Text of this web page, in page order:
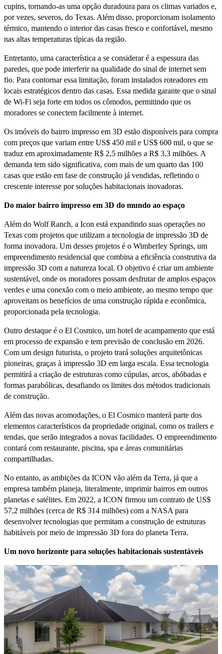
cupins, tornando-as uma opção duradoura para os climas variados e,
por vezes, severos, do Texas. Além disso, proporcionam isolamento
térmico, mantendo o interior das casas fresco e confortável, mesmo
nas altas temperaturas típicas da região.
Entretanto, uma característica a se considerar é a espessura das
paredes, que pode interferir na qualidade do sinal de internet sem
fio. Para contornar essa limitação, foram instalados roteadores em
locais estratégicos dentro das casas. Essa medida garante que o sinal
de Wi-Fi seja forte em todos os cômodos, permitindo que os
moradores se conectem facilmente à internet.
Os imóveis do bairro impresso em 3D estão disponíveis para compra
com preços que variam entre US$ 450 mil e US$ 600 mil, o que se
traduz em aproximadamente R$ 2,5 milhões a R$ 3,3 milhões. A
demanda tem sido significativa, com mais de um quarto das 100
casas que estão em fase de construção já vendidas, refletindo o
crescente interesse por soluções habitacionais inovadoras.
Do maior bairro impresso em 3D do mundo ao espaço
Além do Wolf Ranch, a Icon está expandindo suas operações no
Texas com projetos que utilizam a tecnologia de impressão 3D de
forma inovadora. Um desses projetos é o Wimberley Springs, um
empreendimento residencial que combina a eficiência construtiva da
impressão 3D com a natureza local. O objetivo é criar um ambiente
sustentável, onde os moradores possam desfrutar de amplos espaços
verdes e uma conexão com o meio ambiente, ao mesmo tempo que
aproveitam os benefícios de uma construção rápida e econômica,
proporcionada pela tecnologia.
Outro destaque é o El Cosmico, um hotel de acampamento que está
em processo de expansão e tem previsão de conclusão em 2026.
Com um design futurista, o projeto trará soluções arquitetônicas
pioneiras, graças à impressão 3D em larga escala. Essa tecnologia
permitirá a criação de estruturas como cúpulas, arcos, abóbadas e
formas parabólicas, desafiando os limites dos métodos tradicionais
de construção.
Além das novas acomodações, o El Cosmico manterá parte dos
elementos característicos da propriedade original, como os trailers e
tendas, que serão integrados a novas facilidades. O empreendimento
contará com restaurante, piscina, spa e áreas comunitárias
compartilhadas.
No entanto, as ambições da ICON vão além da Terra, já que a
empresa também planeja, literalmente, imprimir bairros em outros
planetas e satélites. Em 2022, a ICON firmou um contrato de US$
57,2 milhões (cerca de R$ 314 milhões) com a NASA para
desenvolver tecnologias que permitam a construção de estruturas
habitáveis por meio de impressão 3D fora do planeta Terra.
Um novo horizonte para soluções habitacionais sustentáveis